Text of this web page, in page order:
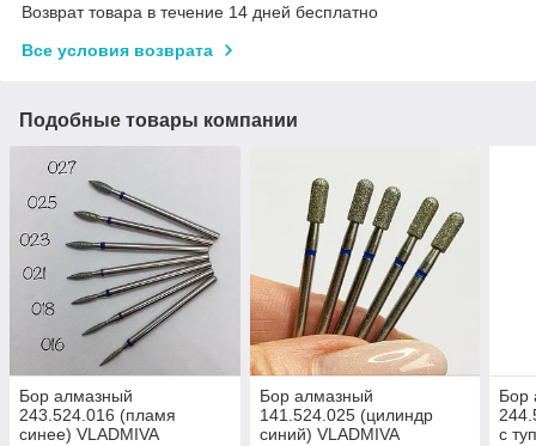
Возврат товара в течение 14 дней бесплатно
Все условия возврата
Подобные товары компании
Бор алмазный
243.524.016 (пламя
синее) VLADMIVA
Бор алмазный
141.524.025 (цилиндр
синий) VLADMIVA
Бор
с